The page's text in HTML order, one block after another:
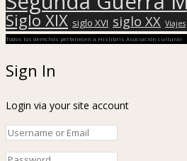
Siglo XIX siglo XVI siglo XX Viajes
Todos los derechos pertenecen a Hislibris Asociación cultural
Sign In
Login via your site account